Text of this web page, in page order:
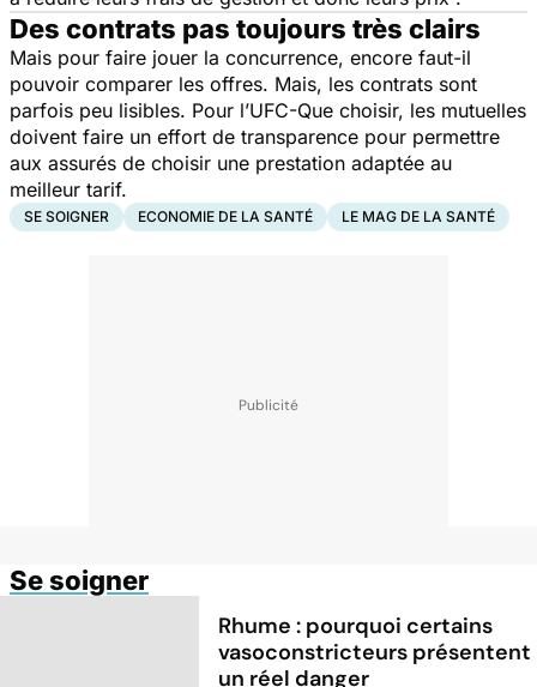
Des contrats pas toujours très clairs
Mais pour faire jouer la concurrence, encore faut-il
pouvoir comparer les offres. Mais, les contrats sont
parfois peu lisibles. Pour l’UFC-Que choisir, les mutuelles
doivent faire un effort de transparence pour permettre
aux assurés de choisir une prestation adaptée au
meilleur tarif.
SE SOIGNER ECONOMIE DE LA SANTÉ LE MAG DE LA SANTÉ
Se soigner
Rhume : pourquoi certains
vasoconstricteurs présentent
un réel danger